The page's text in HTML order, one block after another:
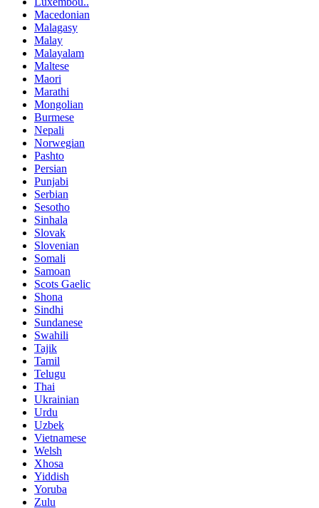
Macedonian
Malagasy
Malay
Malayalam
Maltese
Maori
Marathi
Mongolian
Burmese
Nepali
Norwegian
Pashto
Persian
Punjabi
Serbian
Sesotho
Sinhala
Slovak
Slovenian
Somali
Samoan
Scots Gaelic
Shona
Sindhi
Sundanese
Swahili
Tajik
Tamil
Telugu
Thai
Ukrainian
Urdu
Uzbek
Vietnamese
Welsh
Xhosa
Yiddish
Yoruba
Zulu